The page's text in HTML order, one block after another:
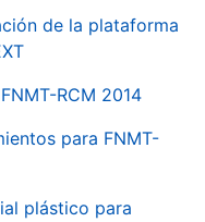
de la plataforma
RCM 2014
para FNMT-
plástico para